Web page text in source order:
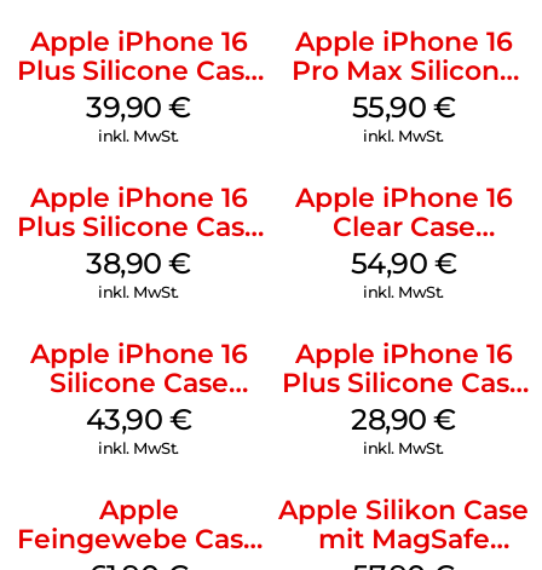
Apple iPhone 16
Plus Silicone Case
MagSafe Plum
39,90€
inkl. MwSt.
Apple iPhone 16
Pro Max Silicone
Case MagSafe
Stone Gray
55,90 €
inkl. MwSt.
Apple iPhone 16
Plus Silicone Case
MagSafe Denim
38,90€
inkl. MwSt.
Apple iPhone 16
Clear Case
MagSafe
Transparent
54,90 €
inkl. MwSt.
Apple iPhone 16
Silicone Case
MagSafe Plum
43,90 €
inkl. MwSt.
Apple iPhone 16
Plus Silicone Case
MagSafe Black
28,90€
inkl. MwSt.
Apple
Feingewebe Case
Apple Silikon Case
mit MagSafe